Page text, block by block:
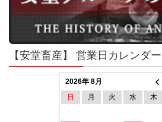
【安堂畜産】 営業日カレンダー
2026年 8月
日
月 火 水 木